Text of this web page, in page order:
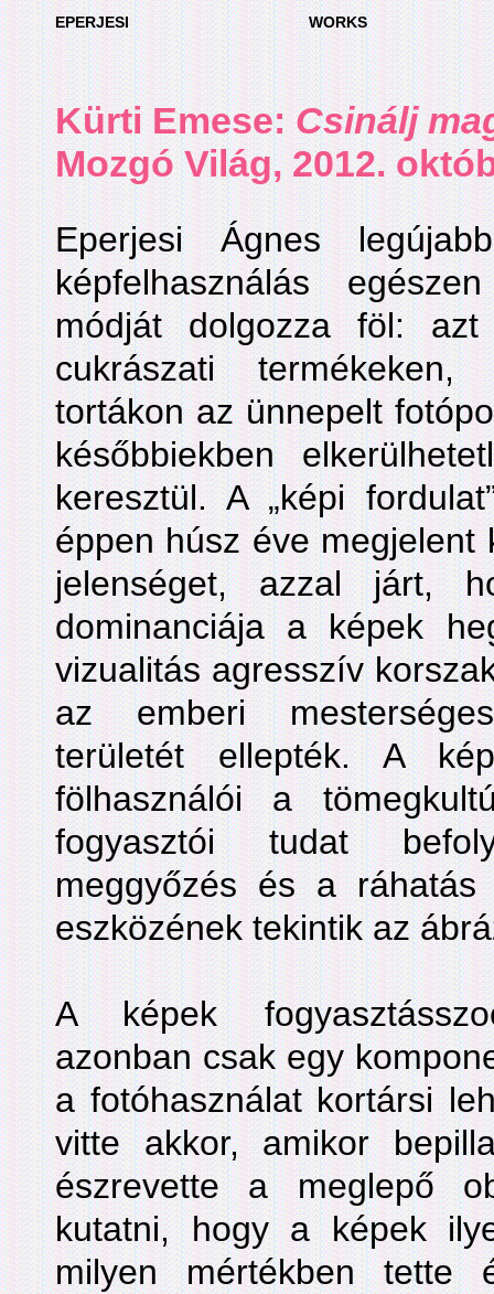
EPERJESI WORKS
Kürti Emese:Csinálj
Mozgó Világ, 2012.
Eperjesi Ágnes
képfelhasználás
módját dolgozza föl:
cukrászati
tortákon az ünnepelt
későbbiekben
keresztül. A „képi
éppen húsz éve megjelent
jelenséget, azzal járt,
dominanciája a képek
vizualitás agresszív
az emberi
területét ellepték. A
fölhasználói a
fogyasztói tudat
meggyőzés és a ráhatás
eszközének tekintik az
A képek
azonban csak egy
a fotóhasználat kortársi
vitte akkor, amikor
észrevette a meglepő
kutatni, hogy a képek
milyen mértékben tette